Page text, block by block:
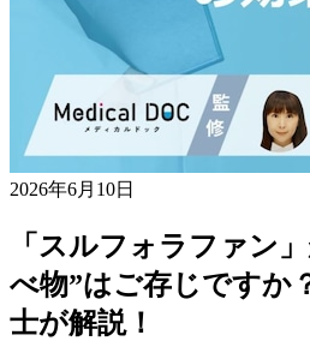
2026年6月10日
「スルフォラファン
べ物”はご存じですか
士が解説！